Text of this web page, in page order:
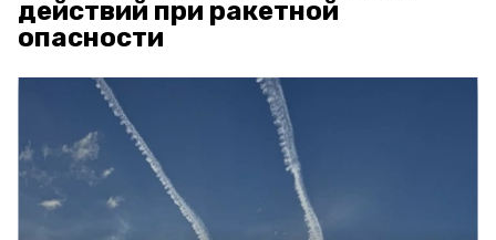
действий при ракетной
опасности